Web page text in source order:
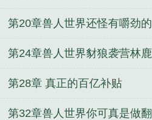
第20章兽人世界还怪有嚼劲的
第24章兽人世界豺狼袭营林鹿
部落的娜塔
第28章 真正的百亿补贴
第32章兽人世界你可真是做翻